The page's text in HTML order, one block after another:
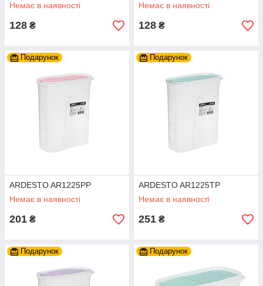
Немає в наявності
128 ₴
Немає в наявності
128 ₴
Подарунок
ARDESTO AR1225PP
Немає в наявності
201 ₴
Подарунок
ARDESTO AR1225TP
Немає в наявності
251 ₴
Подарунок Подарунок